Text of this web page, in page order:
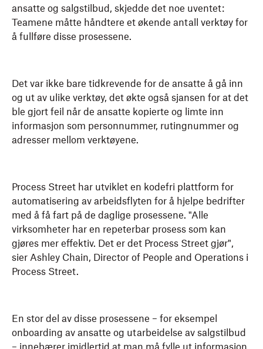
ansatte og salgstilbud, skjedde det noe uventet:
Teamene måtte håndtere et økende antall verktøy for
å fullføre disse prosessene.
Det var ikke bare tidkrevende for de ansatte å gå inn
og ut av ulike verktøy, det økte også sjansen for at det
ble gjort feil når de ansatte kopierte og limte inn
informasjon som personnummer, rutingnummer og
adresser mellom verktøyene.
Process Street har utviklet en kodefri plattform for
automatisering av arbeidsflyten for å hjelpe bedrifter
med å få fart på de daglige prosessene. "Alle
virksomheter har en repeterbar prosess som kan
gjøres mer effektiv. Det er det Process Street gjør",
sier Ashley Chain, Director of People and Operations i
Process Street.
En stor del av disse prosessene – for eksempel
onboarding av ansatte og utarbeidelse av salgstilbud
– innebærer imidlertid at man må fylle ut informasjon